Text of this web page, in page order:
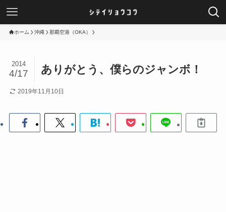
ホーム 沖縄 那覇空港（OKA）
ありがとう、僕らのジャンボ！
2014
4/17
2019年11月10日